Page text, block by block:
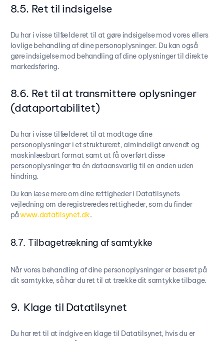
8.5. Ret til indsigelse
Du har i visse tilfælde ret til at gøre indsigelse mod vores ellers
lovlige behandling af dine personoplysninger. Du kan også
gøre indsigelse mod behandling af dine oplysninger til direkte
markedsføring.
8.6. Ret til at transmittere oplysninger
(dataportabilitet)
Du har i visse tilfælde ret til at modtage dine
personoplysninger i et struktureret, almindeligt anvendt og
maskinlæsbart format samt at få overført disse
personoplysninger fra én dataansvarlig til en anden uden
hindring.
Du kan læse mere om dine rettigheder i Datatilsynets
vejledning om de registreredes rettigheder, som du finder
påwww.datatilsynet.dk.
8.7. Tilbagetrækning af samtykke
Når vores behandling af dine personoplysninger er baseret på
dit samtykke, så har du ret til at trække dit samtykke tilbage.
9. Klage til Datatilsynet
Du har ret til at indgive en klage til Datatilsynet, hvis du er